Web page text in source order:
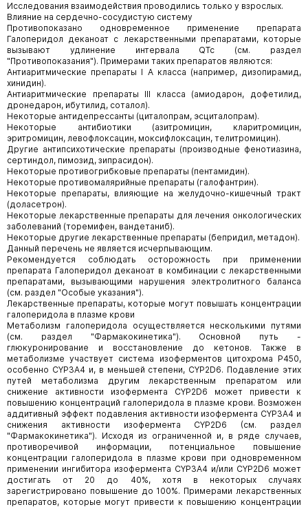
Исследования взаимодействия проводились только у взрослых.
Влияние на сердечно-сосудистую систему
Противопоказано одновременное применение препарата
Галоперидол деканоат с лекарственными препаратами, которые
вызывают удлинение интервала QTc (см. раздел
"Противопоказания"). Примерами таких препаратов являются:
Антиаритмические препараты I А класса (например, дизопирамид,
хинидин).
Антиаритмические препараты III класса (амиодарон, дофетилид,
дронедарон, ибутилид, соталол).
Некоторые антидепрессанты (циталопрам, эсциталопрам).
Некоторые антибиотики (азитромицин, кларитромицин,
эритромицин, левофлоксацин, моксифлоксацин, телитромицин).
Другие антипсихотические препараты (производные фенотиазина,
сертиндол, пимозид, зипрасидон).
Некоторые противогрибковые препараты (пентамидин).
Некоторые противомалярийные препараты (галофантрин).
Некоторые препараты, влияющие на желудочно-кишечный тракт
(доласетрон).
Некоторые лекарственные препараты для лечения онкологических
заболеваний (торемифен, вандетаниб).
Некоторые другие лекарственные препараты (бепридил, метадон).
Данный перечень не является исчерпывающим.
Рекомендуется соблюдать осторожность при применении
препарата Галоперидол деканоат в комбинации с лекарственными
препаратами, вызывающими нарушения электролитного баланса
(см. раздел "Особые указания").
Лекарственные препараты, которые могут повышать концентрации
галоперидола в плазме крови
Метаболизм галоперидола осуществляется несколькими путями
(см. раздел "Фармакокинетика"). Основной путь -
глюкуронирование и восстановление до кетонов. Также в
метаболизме участвует система изоферментов цитохрома Р450,
особенно CYP3A4 и, в меньшей степени, CYP2D6. Подавление этих
путей метаболизма другим лекарственным препаратом или
снижение активности изофермента CYP2D6 может привести к
повышению концентраций галоперидола в плазме крови. Возможен
аддитивный эффект подавления активности изофермента CYP3A4 и
снижения активности изофермента CYP2D6 (см. раздел
"Фармакокинетика"). Исходя из ограниченной и, в ряде случаев,
противоречивой информации, потенциальное повышение
концентрации галоперидола в плазме крови при одновременном
применении ингибитора изофермента CYP3A4 и/или CYP2D6 может
достигать от 20 до 40%, хотя в некоторых случаях
зарегистрировано повышение до 100%. Примерами лекарственных
препаратов, которые могут привести к повышению концентрации